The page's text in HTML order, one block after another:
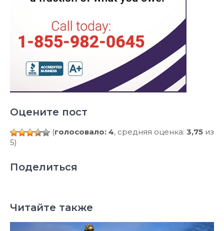
Оцените пост
(голосовало: 4, средняя оценка: 3,75 из
5)
Поделиться
Читайте также